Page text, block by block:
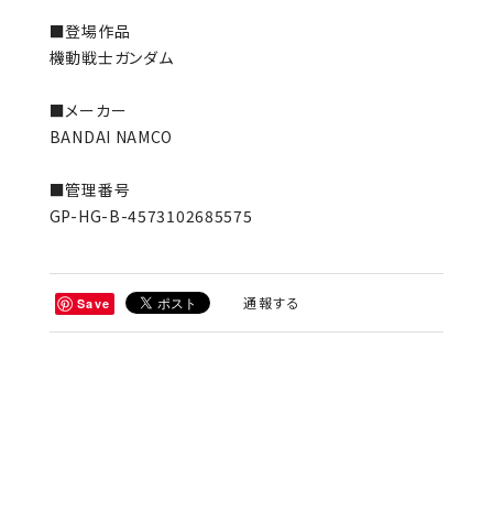
■登場作品
機動戦士ガンダム
■メーカー
BANDAI NAMCO
■管理番号
GP-HG-B-4573102685575
Save 通報する